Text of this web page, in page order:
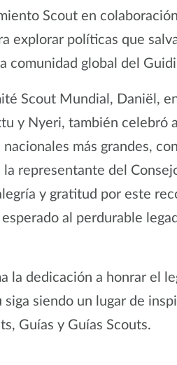
Scout en
explorar políticas que
comunidad global del
Scout Mundial, Daniël,
y Nyeri, también celebró
más grandes,
la representante del
y gratitud por este
al perdurable
la dedicación a honrar el
siga siendo un lugar de
Guías y Guías Scouts.